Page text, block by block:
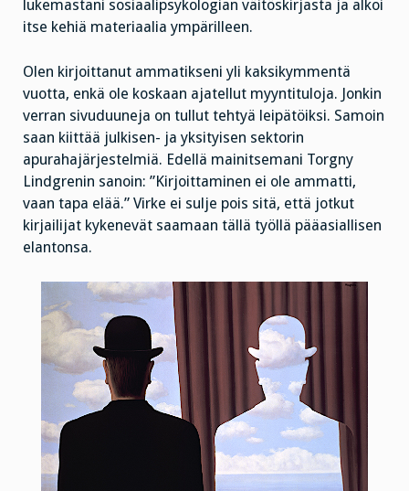
lukemastani sosiaalipsykologian väitöskirjasta ja alkoi
itse kehiä materiaalia ympärilleen.
Olen kirjoittanut ammatikseni yli kaksikymmentä
vuotta, enkä ole koskaan ajatellut myyntituloja. Jonkin
verran sivuduuneja on tullut tehtyä leipätöiksi. Samoin
saan kiittää julkisen- ja yksityisen sektorin
apurahajärjestelmiä. Edellä mainitsemani Torgny
Lindgrenin sanoin: ”Kirjoittaminen ei ole ammatti,
vaan tapa elää.” Virke ei sulje pois sitä, että jotkut
kirjailijat kykenevät saamaan tällä työllä pääasiallisen
elantonsa.